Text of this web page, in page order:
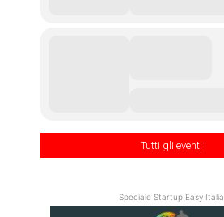
Tutti gli eventi
Speciale Startup Easy Italia